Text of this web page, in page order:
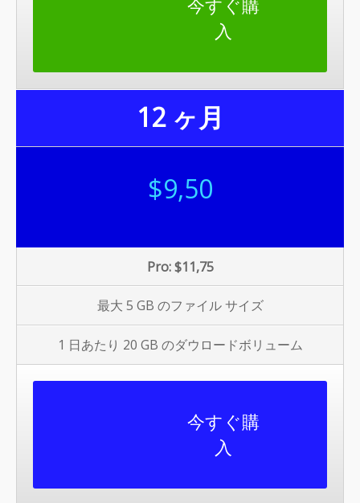
今すぐ購
入
12 ヶ月
$9,50
Pro: $11,75
最大 5 GB のファイル サイズ
1 日あたり 20 GB のダウロードボリューム
今すぐ購
入